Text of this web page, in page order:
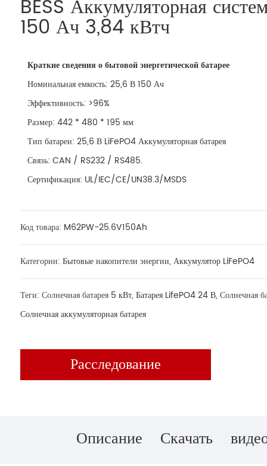
BESS Аккумуляторная
150 Ач 3,84 кВтч
Краткие сведения о бытовойэнергетическойбатарее
Номинальная емкость: 25,6 В 150 Ач
Эффективность: >96%
Размер: 442 * 480 * 195 мм
Тип батареи: 25,6 В LiFePO4 Аккумуляторная батарея
Связь: CAN / RS232 / RS485.
Сертификация: UL/IEC/CE/UN38.3/MSDS
Код товара: M62PW-25.6V150Ah
Категории: Бытовые накопители энергии, Аккумулятор LiFePO4
Теги: Солнечная батарея 5 кВт, Батарея LifePO4 24 В, Солнечная
Солнечная аккумуляторная батарея
Расследование
Описание Скачать